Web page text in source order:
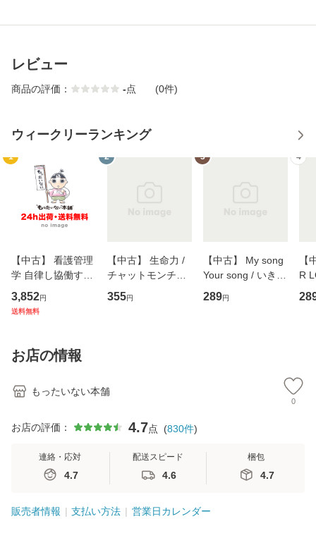
レビュー
商品の評価： -点 (0件)
ウィークリーランキング
1
【中古】 看護管理
学 自律し協働する
専門職の看護マネ
ジメントスキル 改
恵 藤本幸三 / 南江
堂 [単行
3,852円
送料無料
2
【中古】 生命力 /
チャットモンチー /
キューンレコード
[CD]【メール便送
355円
3
【中古】 My song
Your song / いきも
のがかり / [CD]
【メール便送料無
289円
4
【
R
産
お店の情報
もったいない本舗
0
お店の評価： 4.7点 (830件)
連絡・応対
4.7
配送スピード
4.6
梱包
4.7
販売者情報 支払い方法 営業日カレンダー